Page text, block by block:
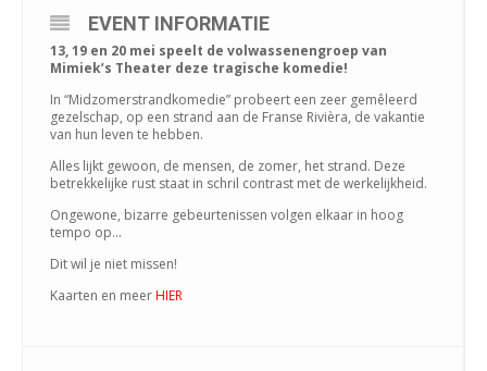
EVENT INFORMATIE
13, 19 en 20 mei speelt de volwassenengroep van
Mimiek’s Theater deze tragische komedie!
In “Midzomerstrandkomedie” probeert een zeer gemêleerd
gezelschap, op een strand aan de Franse Rivièra, de vakantie
van hun leven te hebben.
Alles lijkt gewoon, de mensen, de zomer, het strand. Deze
betrekkelijke rust staat in schril contrast met de werkelijkheid.
Ongewone, bizarre gebeurtenissen volgen elkaar in hoog
tempo op…
Dit wil je niet missen!
Kaarten en meerHIER